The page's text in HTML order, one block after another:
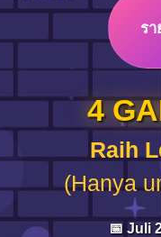
รา
4
Raih
(Hanya
📅 Juli